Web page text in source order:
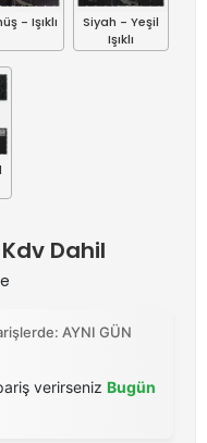
- Işıklı
Siyah - Yeşil
Işıklı
Dahil
AYNI GÜN
verirseniz Bugün